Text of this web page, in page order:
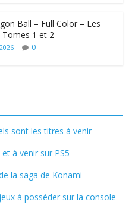
Ball – Full Color – Les
Tomes 1 et 2
0
sont les titres à venir
à venir sur PS5
la saga de Konami
à posséder sur la console